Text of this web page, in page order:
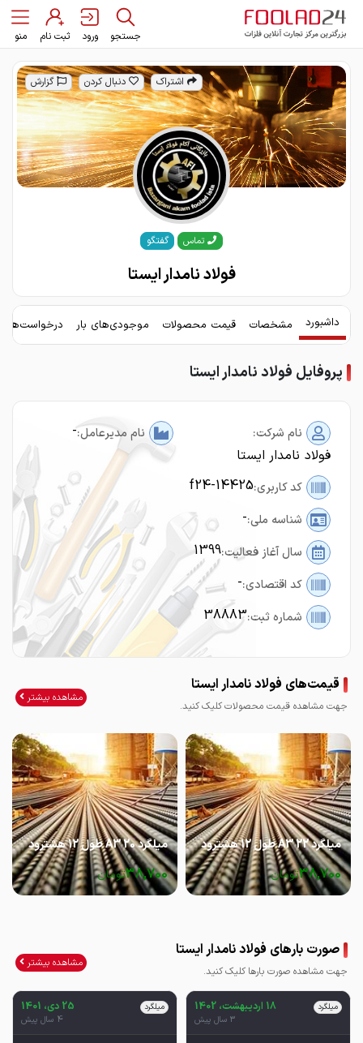
جستجو ورود ثبت نام منو
اشتراک دنبال کردن گزارش
تماس گفتگو
فولاد نامدار ایستا
داشبورد مشخصات قیمت محصولات موجودی‌های بار
پروفایل فولاد نامدار ایستا
نام شرکت:
فولاد نامدار ایستا
نام مدیرعامل:-
کد کاربری:f24-14425
شناسه ملی:-
سال آغاز فعالیت:1399
کد اقتصادی:-
شماره ثبت:38883
قیمت‌های فولاد نامدار ایستا
جهت مشاهده قیمت محصولات کلیک کنید.
مشاهده بیشتر
میلگرد 22 A3 طول 12 هشترود
38,700تومان
میلگرد 20 A3 طول 12 هشترود
38,700تومان
صورت بارهای فولاد نامدار ایستا
جهت مشاهده صورت بارها کلیک کنید.
مشاهده بیشتر
میلگرد 18 اردیبهشت، 1402
3 سال پیش
میلگرد 25 دی، 1401
4 سال پیش